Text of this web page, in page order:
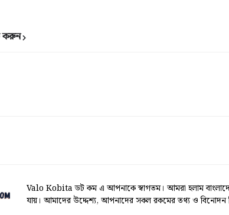
করুন
Valo Kobita ডট কম এ আপনাকে স্বাগতম। আমরা হলাম
যায়। আমাদের উদ্দেশ্য, আপনাদের সকল রকমের তথ্য ও বিনোদন